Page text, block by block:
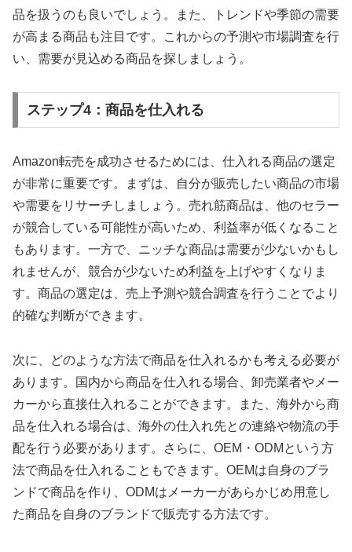
品を扱うのも良いでしょう。また、トレンドや季節の需要
が高まる商品も注目です。これからの予測や市場調査を行
い、需要が見込める商品を探しましょう。
ステップ4：商品を仕入れる
Amazon転売を成功させるためには、仕入れる商品の選定
が非常に重要です。まずは、自分が販売したい商品の市場
や需要をリサーチしましょう。売れ筋商品は、他のセラー
が競合している可能性が高いため、利益率が低くなること
もあります。一方で、ニッチな商品は需要が少ないかもし
れませんが、競合が少ないため利益を上げやすくなりま
す。商品の選定は、売上予測や競合調査を行うことでより
的確な判断ができます。
次に、どのような方法で商品を仕入れるかも考える必要が
あります。国内から商品を仕入れる場合、卸売業者やメー
カーから直接仕入れることができます。また、海外から商
品を仕入れる場合は、海外の仕入れ先との連絡や物流の手
配を行う必要があります。さらに、OEM・ODMという方
法で商品を仕入れることもできます。OEMは自身のブラ
ンドで商品を作り、ODMはメーカーがあらかじめ用意し
た商品を自身のブランドで販売する方法です。